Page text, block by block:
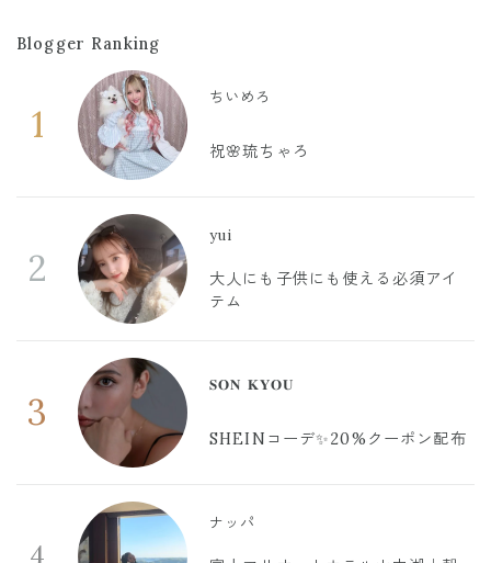
Blogger Ranking
1
ちいめろ
祝🌸琉ちゃろ
2
yui
大人にも子供にも使える必須アイ
テム
3
𝐒𝐎𝐍 𝐊𝐘𝐎𝐔
SHEINコーデ✨20%クーポン配布
ナッパ